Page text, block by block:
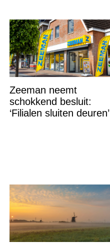
Zeeman neemt
schokkend besluit:
‘Filialen sluiten deuren’